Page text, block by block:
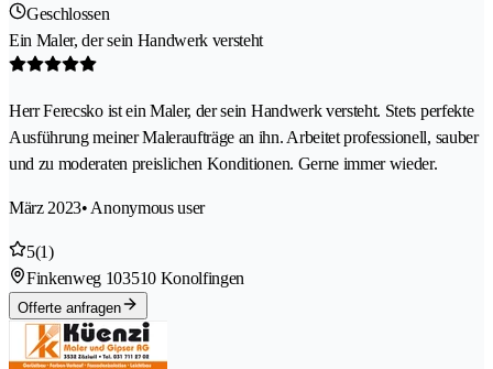
Geschlossen
Ein Maler, der sein Handwerk versteht
Herr Ferecsko ist ein Maler, der sein Handwerk versteht. Stets perfekte
Ausführung meiner Maleraufträge an ihn. Arbeitet professionell, sauber
und zu moderaten preislichen Konditionen. Gerne immer wieder.
März 2023• Anonymous user
5(1)
Finkenweg 103510 Konolfingen
Offerte anfragen